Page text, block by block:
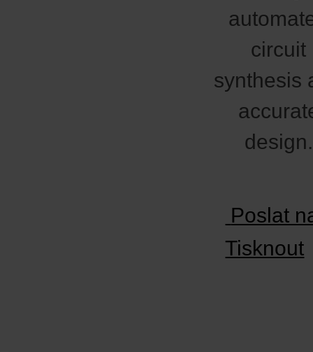
circuit
synthesis
design.
Poslat
Tisknout